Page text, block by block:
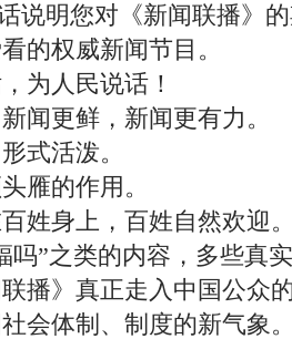
明您对《新闻联播》的
权威新闻节目。
人民说话！
更鲜，新闻更有力。
活泼。
的作用。
身上，百姓自然欢迎
”之类的内容，多些真
》真正走入中国公众
会体制、制度的新气象